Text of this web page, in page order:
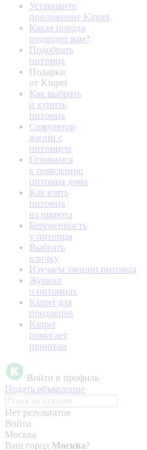
Установите
приложение Kinpet
Какая порода
подходит вам?
Подобрать
питомца
Подарки
от Kinpet
Как выбрать
и купить
питомца
Симулятор
жизни с
питомцем
Готовимся
к появлению
питомца дома
Как взять
питомца
из приюта
Беременность
у питомца
Выбрать
кличку
Изучаем эмоции питомца
Журнал
о питомцах
Kinpet для
продавцов
Kinpet
помогает
приютам
Войти в профиль
Подать объявление
Нет результатов
Войти
Москва
Ваш город Москва?